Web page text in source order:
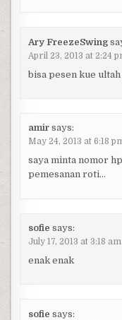
Ary FreezeSwing
April 23, 2013 at 2:24
bisa pesen kue ultah
amir says:
May 24, 2013 at 6:18
saya minta nomor
pemesanan roti…
sofie says:
July 17, 2013 at 3:18 am
enak enak
sofie says: